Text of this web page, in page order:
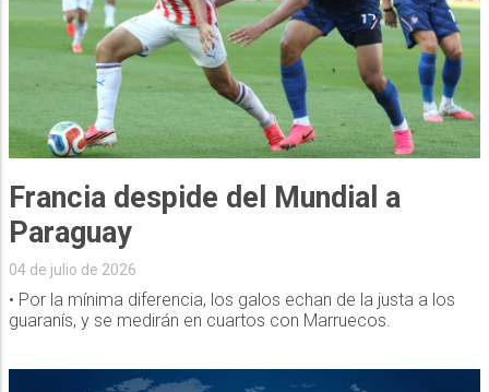
Francia despide del Mundial a
Paraguay
04 de julio de 2026
• Por la mínima diferencia, los galos echan de la justa a los
guaranís, y se medirán en cuartos con Marruecos.